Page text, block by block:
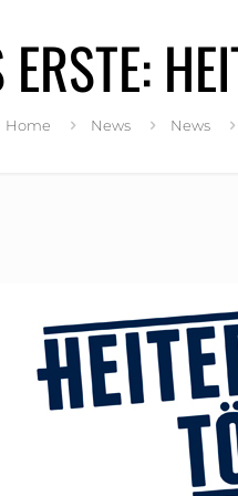
Home News News